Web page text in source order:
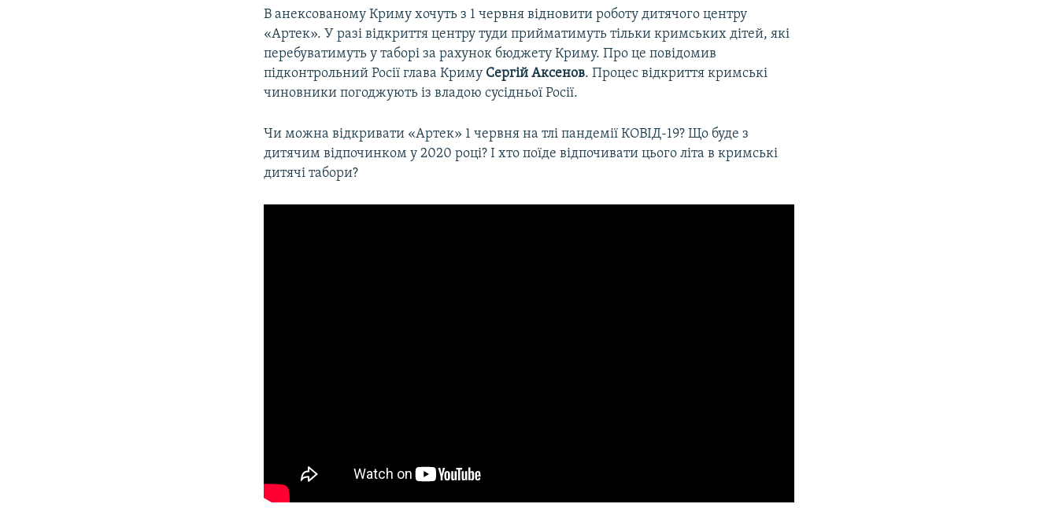
В анексованому Криму хочуть з 1 червня відновити роботу дитячого центру
«Артек». У разі відкриття центру туди прийматимуть тільки кримських дітей, які
перебуватимуть у таборі за рахунок бюджету Криму. Про це повідомив
підконтрольний Росії глава Криму Сергій Аксенов. Процес відкриття кримські
чиновники погоджують із владою сусідньої Росії.
Чи можна відкривати «Артек» 1 червня на тлі пандемії КОВІД-19? Що буде з
дитячим відпочинком у 2020 році? І хто поїде відпочивати цього літа в кримські
дитячі табори?